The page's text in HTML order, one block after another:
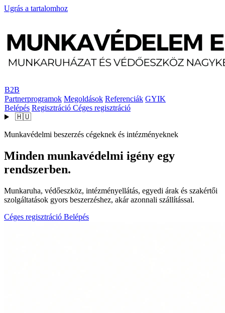
Ugrás a tartalomhoz
B2B
Partnerprogramok Megoldások Referenciák GYIK
Belépés Regisztráció Céges regisztráció
🇭🇺
Munkavédelmi beszerzés cégeknek és intézményeknek
Minden munkavédelmi igény egy
rendszerben.
Munkaruha, védőeszköz, intézményellátás, egyedi árak és szakértői
szolgáltatások gyors beszerzéshez, akár azonnali szállítással.
Céges regisztráció Belépés